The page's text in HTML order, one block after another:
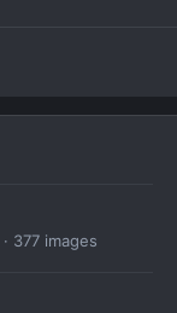
· 377 images